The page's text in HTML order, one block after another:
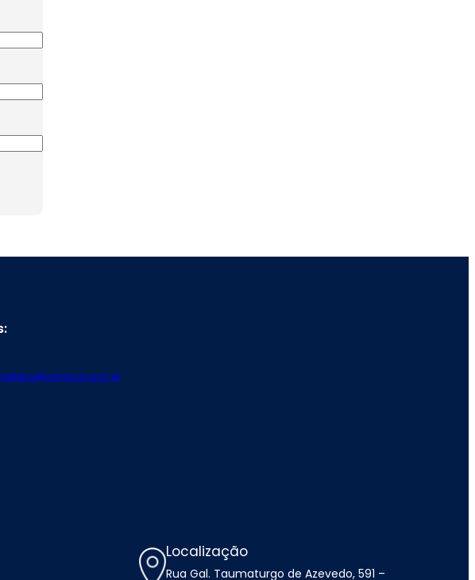
Localização
Rua Gal. Taumaturgo de Azevedo, 591 –